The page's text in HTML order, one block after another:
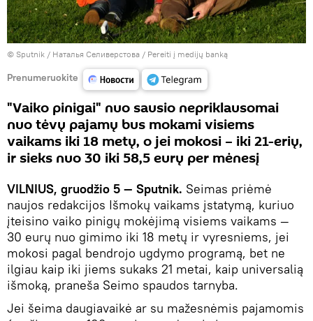
© Sputnik / Наталья Селиверстова / Pereiti į medijų banką
Prenumeruokite
"Vaiko pinigai" nuo sausio nepriklausomai
nuo tėvų pajamų bus mokami visiems
vaikams iki 18 metų, o jei mokosi – iki 21-erių,
ir sieks nuo 30 iki 58,5 eurų per mėnesį
VILNIUS, gruodžio 5 — Sputnik. Seimas priėmė
naujos redakcijos Išmokų vaikams įstatymą, kuriuo
įteisino vaiko pinigų mokėjimą visiems vaikams —
30 eurų nuo gimimo iki 18 metų ir vyresniems, jei
mokosi pagal bendrojo ugdymo programą, bet ne
ilgiau kaip iki jiems sukaks 21 metai, kaip universalią
išmoką, praneša Seimo spaudos tarnyba.
Jei šeima daugiavaikė ar su mažesnėmis pajamomis